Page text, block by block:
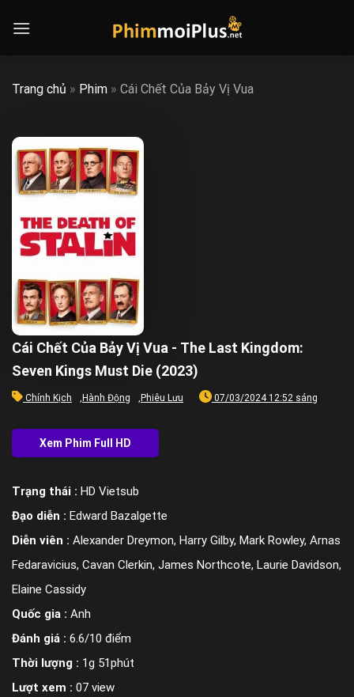
Trang chủ » Phim » Cái Chết Của Bảy Vị Vua
Cái Chết Của Bảy Vị Vua - The Last Kingdom:
Seven Kings Must Die (2023)
Chính Kịch , Hành Động , Phiêu Lưu 07/03/2024 12:52 sáng
Trạng thái : HD Vietsub
Đạo diễn : Edward Bazalgette
Diễn viên : Alexander Dreymon, Harry Gilby, Mark Rowley, Arnas
Fedaravicius, Cavan Clerkin, James Northcote, Laurie Davidson,
Elaine Cassidy
Quốc gia : Anh
Đánh giá : 6.6/10 điểm
Thời lượng : 1g 51phút
Lượt xem : 07 view